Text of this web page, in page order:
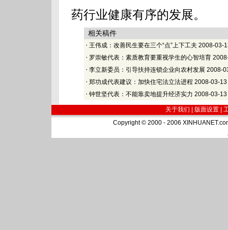
药行业健康有序的发展。
相关稿件
· 王伟成：改善民生要在三个“点”上下工夫 2008-03-
· 罗崇敏代表：素质教育要重视学生的心智培育
· 李立新委员：引导扶持连锁企业向农村发展 2008-
· 郑功成代表建议：加快住宅法立法进程 2008-03-13
· 钟世坚代表：不能靠卖地提升经济实力 2008-03-13
关于我们 | 版面设置
Copyright © 2000 - 2006